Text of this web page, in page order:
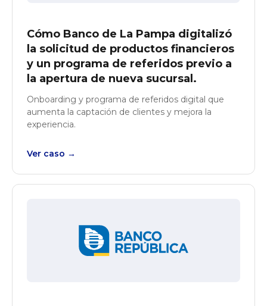
Cómo Banco de La Pampa digitalizó
la solicitud de productos financieros
y un programa de referidos previo a
la apertura de nueva sucursal.
Onboarding y programa de referidos digital que
aumenta la captación de clientes y mejora la
experiencia.
Ver caso →